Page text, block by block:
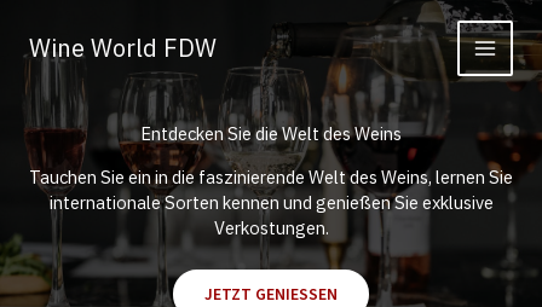
Inhalt
springen
Wine World FDW
Entdecken Sie die Welt des Weins
Tauchen Sie ein in die faszinierende Welt des Weins, lernen Sie
internationale Sorten kennen und genießen Sie exklusive
Verkostungen.
JETZT GENIESSEN